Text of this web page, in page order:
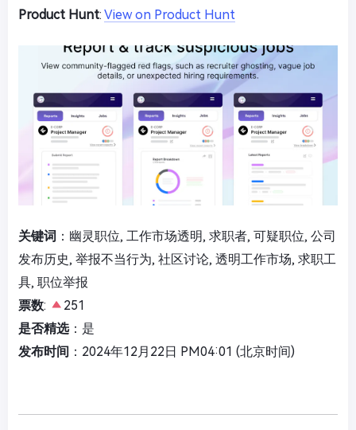
Product Hunt: View on Product Hunt
关键词 ：幽灵职位, 工作市场透明, 求职者, 可疑职位, 公司
发布历史, 举报不当行为, 社区讨论, 透明工作市场, 求职工
具, 职位举报
票数:
251
是否精选：是
发布时间 ：2024年12月22日 PM04:01 (北京时间)